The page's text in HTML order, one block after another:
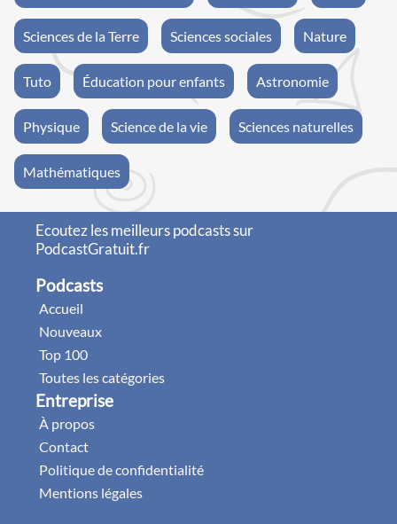
Sciences de la Terre Sciences sociales Nature
Tuto Éducation pour enfants Astronomie
Physique Science de la vie Sciences naturelles
Mathématiques
Ecoutez les meilleurs podcasts sur
PodcastGratuit.fr
Podcasts
Accueil
Nouveaux
Top 100
Toutes les catégories
Entreprise
À propos
Contact
Politique de confidentialité
Mentions légales